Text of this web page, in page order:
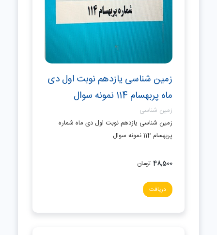
زمین شناسی یازدهم نوبت اول دی
ماه پربهسام 114 نمونه سوال
زمین شناسی
زمین شناسی یازدهم نوبت اول دی ماه شماره
پربهسام 114 نمونه سوال
48,500 تومان
دریافت